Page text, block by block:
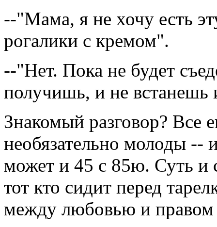
--"Мама, я не хочу есть
рогалики с кремом".
--"Нет. Пока не будет
получишь, и не встанешь
Знакомый разговор? Все
необязательно молоды
может и 45 с 85ю. Суть и
тот кто сидит перед
между любовью и правом